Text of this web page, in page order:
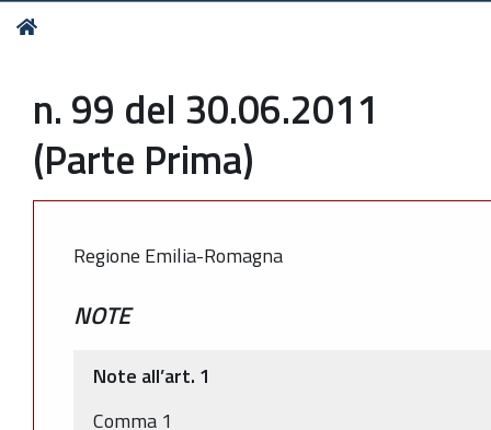
Tu
n. 99 del 30.06.2011
(Parte Prima)
Regione Emilia-Romagna
NOTE
Note all’art. 1
Comma 1